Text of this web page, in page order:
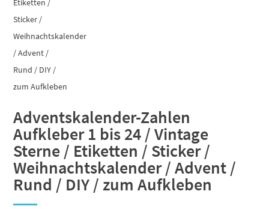
Adventskalender-Zahlen
Aufkleber 1 bis 24 / Vintage
Sterne / Etiketten / Sticker /
Weihnachtskalender / Advent /
Rund / DIY / zum Aufkleben